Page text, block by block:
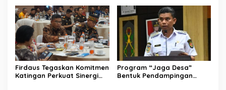
Firdaus Tegaskan Komitmen
Katingan Perkuat Sinergi
Program “Jaga Desa”
Bentuk Pendampingan